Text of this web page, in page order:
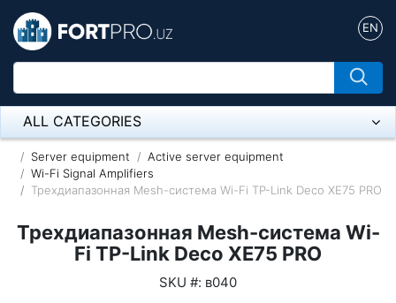
EN
ALL CATEGORIES
Микрофон
Напольные розетки
Оборудование Mikrotik
Server equipment
Active server equipment
Wi-Fi Signal Amplifiers
Трехдиапазонная Mesh-система Wi-Fi TP-Link Deco XE75 PRO
Трехдиапазонная Mesh-система Wi-
Fi TP-Link Deco XE75 PRO
SKU #: в040